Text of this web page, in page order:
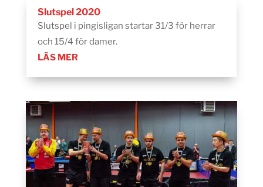
Slutspel 2020
Slutspel i pingisligan startar 31/3 för herrar
och 15/4 för damer.
LÄS MER